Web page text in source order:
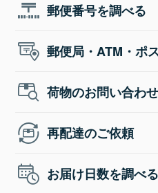
郵便番号を調べる
郵便局・ATM・ポ
荷物のお問い合わせ
再配達のご依頼
お届け日数を調べる